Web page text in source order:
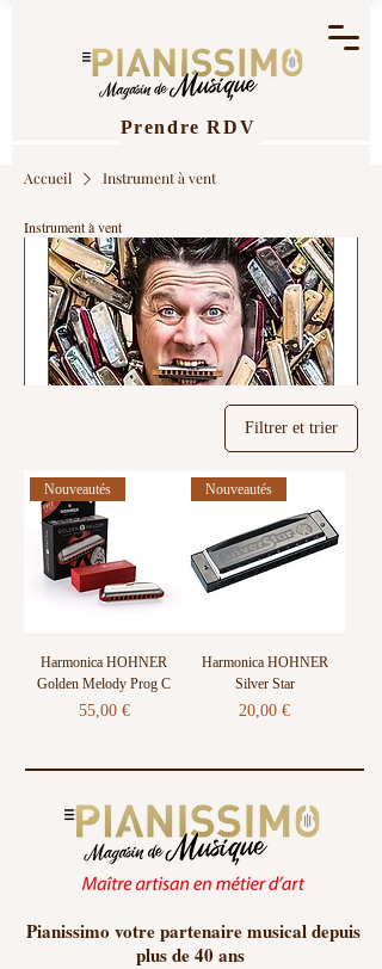
Prendre RDV
Accueil Instrument à vent
Instrument à vent
Filtrer et trier
Nouveautés
Harmonica HOHNER
Golden Melody Prog C
Prix
55,00 €
Nouveautés
Harmonica HOHNER
Silver Star
Prix
20,00 €
Pianissimo votre partenaire musical depuis
plus de 40 ans